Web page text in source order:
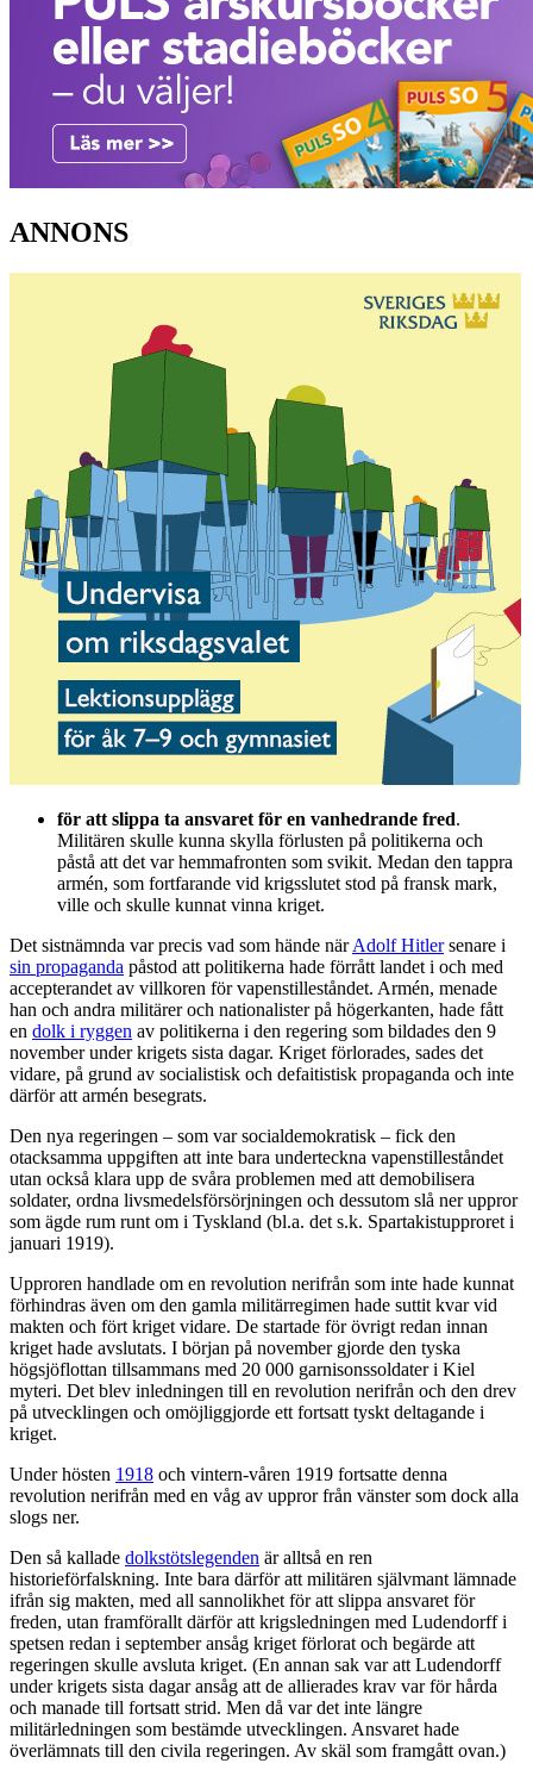
ANNONS
för att slippa ta ansvaret för en vanhedrande fred.
Militären skulle kunna skylla förlusten på politikerna och
påstå att det var hemmafronten som svikit. Medan den tappra
armén, som fortfarande vid krigsslutet stod på fransk mark,
ville och skulle kunnat vinna kriget.
Det sistnämnda var precis vad som hände närAdolf Hitlersenare i
sin propaganda påstod att politikerna hade förrått landet i och med
accepterandet av villkoren för vapenstilleståndet. Armén, menade
han och andra militärer och nationalister på högerkanten, hade fått
en dolk i ryggen av politikerna i den regering som bildades den 9
november under krigets sista dagar. Kriget förlorades, sades det
vidare, på grund av socialistisk och defaitistisk propaganda och inte
därför att armén besegrats.
Den nya regeringen – som var socialdemokratisk – fick den
otacksamma uppgiften att inte bara underteckna vapenstilleståndet
utan också klara upp de svåra problemen med att demobilisera
soldater, ordna livsmedelsförsörjningen och dessutom slå ner uppror
som ägde rum runt om i Tyskland (bl.a. det s.k. Spartakistupproret i
januari 1919).
Upproren handlade om en revolution nerifrån som inte hade kunnat
förhindras även om den gamla militärregimen hade suttit kvar vid
makten och fört kriget vidare. De startade för övrigt redan innan
kriget hade avslutats. I början på november gjorde den tyska
högsjöflottan tillsammans med 20 000 garnisonssoldater i Kiel
myteri. Det blev inledningen till en revolution nerifrån och den drev
på utvecklingen och omöjliggjorde ett fortsatt tyskt deltagande i
kriget.
Under hösten 1918 och vintern-våren 1919 fortsatte denna
revolution nerifrån med en våg av uppror från vänster som dock alla
slogs ner.
Den så kallade dolkstötslegenden är alltså en ren
historieförfalskning. Inte bara därför att militären självmant lämnade
ifrån sig makten, med all sannolikhet för att slippa ansvaret för
freden, utan framförallt därför att krigsledningen med Ludendorff i
spetsen redan i september ansåg kriget förlorat och begärde att
regeringen skulle avsluta kriget. (En annan sak var att Ludendorff
under krigets sista dagar ansåg att de allierades krav var för hårda
och manade till fortsatt strid. Men då var det inte längre
militärledningen som bestämde utvecklingen. Ansvaret hade
överlämnats till den civila regeringen. Av skäl som framgått ovan.)